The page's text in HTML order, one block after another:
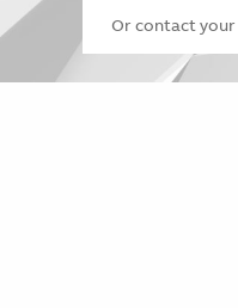
Or contact your